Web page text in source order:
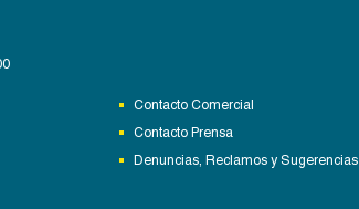
Contacto Comercial
Contacto Prensa
Denuncias, Reclamos y Sugerencias